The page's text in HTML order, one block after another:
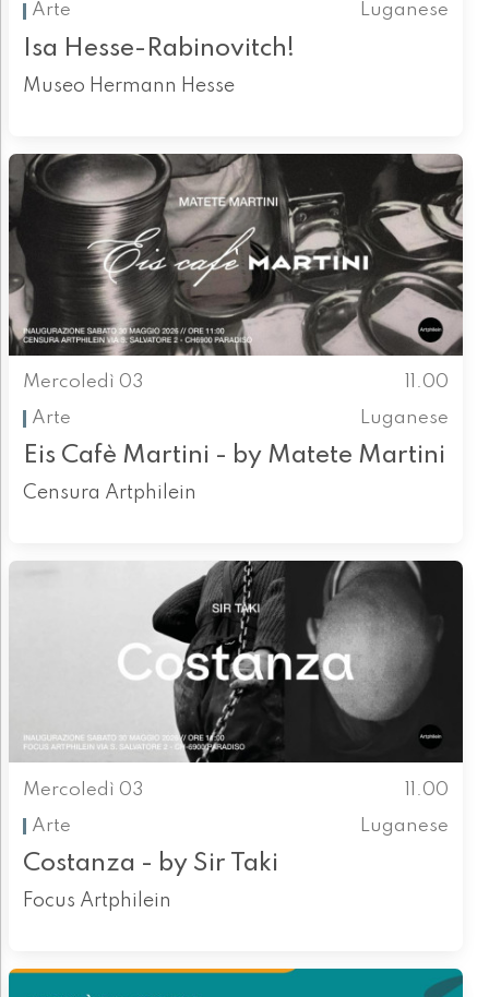
Arte
Luganese
Isa Hesse-Rabinovitch!
Museo Hermann Hesse
Mercoledì 03
11.00
Arte
Luganese
Eis Cafè Martini - by Matete Martini
Censura Artphilein
Mercoledì 03
11.00
Arte
Luganese
Costanza - by Sir Taki
Focus Artphilein